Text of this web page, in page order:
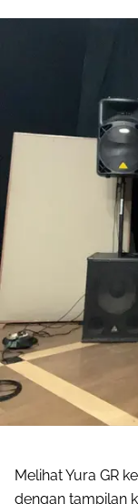
Melihat Yura GR
dengan tampilan